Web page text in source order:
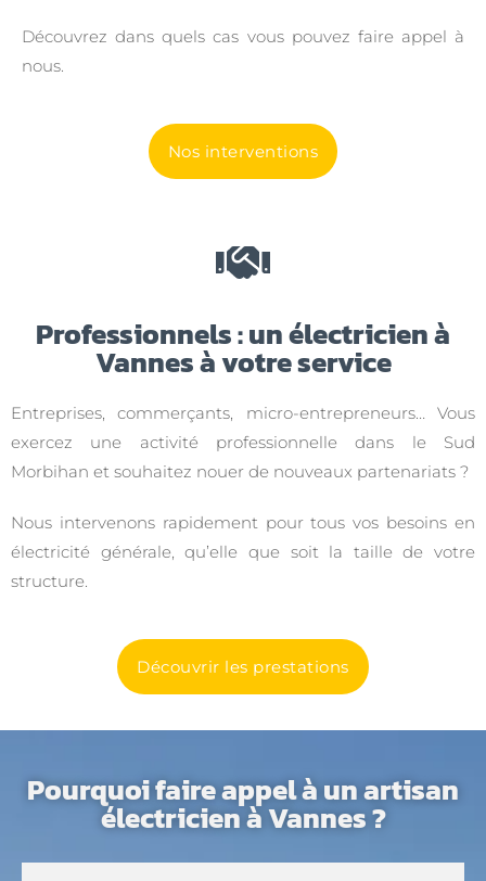
Découvrez dans quels cas vous pouvez faire appel à
nous.
Nos interventions
Professionnels : un électricien à
Vannes à votre service
Entreprises, commerçants, micro-entrepreneurs… Vous
exercez une activité professionnelle dans le Sud
Morbihan et souhaitez nouer de nouveaux partenariats ?
Nous intervenons rapidement pour tous vos besoins en
électricité générale, qu’elle que soit la taille de votre
structure.
Découvrir les prestations
Pourquoi faire appel à un artisan
électricien à Vannes ?